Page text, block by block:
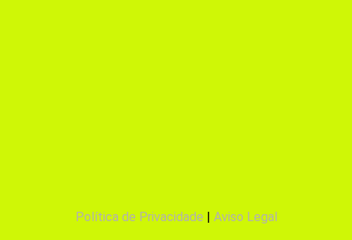
Política de Privacidade | Aviso Legal